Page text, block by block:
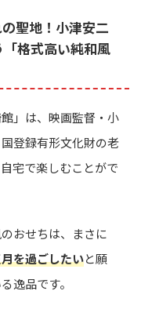
聖地！小津安二
格式高い純和風
」は、映画監督・小
登録有形文化財の老
宅で楽しむことがで
おせちは、まさに
を過ごしたいと願
逸品です。